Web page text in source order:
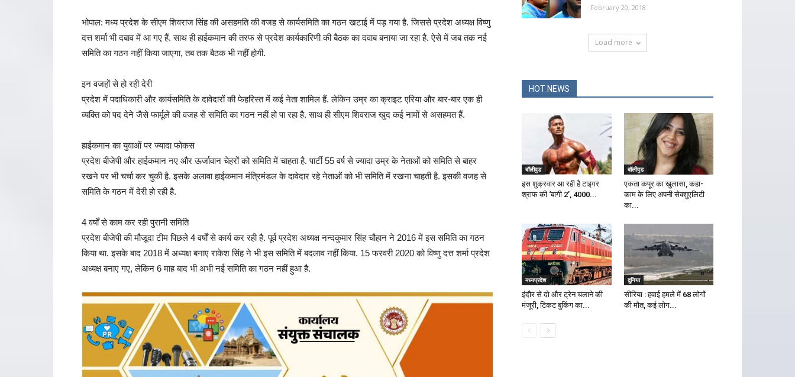
भोपाल: मध्य प्रदेश के सीएम शिवराज सिंह की असहमति की वजह से कार्यसमिति का गठन खटाई में पड़ गया है. जिससे प्रदेश अध्यक्ष विष्णु
दत्त शर्मा भी दबाव में आ गए हैं. साथ ही हाईकमान की तरफ से प्रदेश कार्यकारिणी की बैठक का दवाब बनाया जा रहा है. ऐसे में जब तक नई
समिति का गठन नहीं किया जाएगा, तब तक बैठक भी नहीं होगी.
इन वजहों से हो रही देरी
प्रदेश में पदाधिकारी और कार्यसमिति के दावेदारों की फेहरिस्त में कई नेता शामिल हैं. लेकिन उम्र का क्राइट एरिया और बार-बार एक ही
व्यक्ति को पद देने जैसे फार्मूले की वजह से समिति का गठन नहीं हो पा रहा है. साथ ही सीएम शिवराज खुद कई नामों से असहमत हैं.
हाईकमान का युवाओं पर ज्यादा फोकस
प्रदेश बीजेपी और हाईकमान नए और ऊर्जावान चेहरों को समिति में चाहता है. पार्टी 55 वर्ष से ज्यादा उम्र के नेताओं को समिति से बाहर
रखने पर भी चर्चा कर चुकी है. इसके अलावा हाईकमान मंत्रिमंडल के दावेदार रहे नेताओं को भी समिति में रखना चाहती है. इसकी वजह से
समिति के गठन में देरी हो रही है.
4 वर्षों से काम कर रही पुरानी समिति
प्रदेश बीजेपी की मौजूदा टीम पिछले 4 वर्षों से कार्य कर रही है. पूर्व प्रदेश अध्यक्ष नन्दकुमार सिंह चौहान ने 2016 में इस समिति का गठन
किया था. इसके बाद 2018 में अध्यक्ष बनाए राकेश सिंह ने भी इस समिति में बदलाव नहीं किया. 15 फरवरी 2020 को विष्णु दत्त शर्मा प्रदेश
अध्यक्ष बनाए गए, लेकिन 6 माह बाद भी अभी नई समिति का गठन नहीं हुआ है.
February 20, 2018
Load more
HOT NEWS
बॉलीवुड
इस शुक्रवार आ रही है टाइगर
श्राफ की ‘बागी 2’, 4000...
बॉलीवुड
एकता कपूर का खुलासा, कहा-
काम के लिए अपनी सेक्शुएलिटी
का...
मध्यप्रदेश
इंदौर से दो और ट्रेन चलाने की
मंजूरी, टिकट बुकिंग का...
दुनिया
सीरिया : हवाई हमले में 68 लोगों
की मौत, कई लोग...